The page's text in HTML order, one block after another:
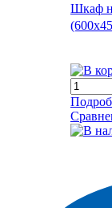
Шкаф